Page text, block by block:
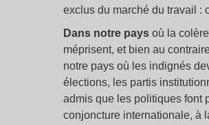
exclus du marché du travail :
Dans notre pays où la
méprisent, et bien au
notre pays où les indignés
élections, les partis
admis que les politiques font
conjoncture internationale, à